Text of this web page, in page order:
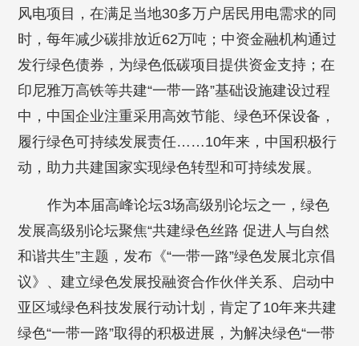
风电项目，在满足当地30多万户居民用电需求的同
时，每年减少碳排放近62万吨；中资金融机构通过
发行绿色债券，为绿色低碳项目提供资金支持；在
印尼雅万高铁等共建“一带一路”基础设施建设过程
中，中国企业注重采用高效节能、绿色环保设备，
履行绿色可持续发展责任……10年来，中国积极行
动，助力共建国家实现绿色转型和可持续发展。
作为本届高峰论坛3场高级别论坛之一，绿色
发展高级别论坛聚焦“共建绿色丝路 促进人与自然
和谐共生”主题，发布《“一带一路”绿色发展北京倡
议》、建立绿色发展投融资合作伙伴关系、启动中
亚区域绿色科技发展行动计划，肯定了10年来共建
绿色“一带一路”取得的积极进展，为解决绿色“一带